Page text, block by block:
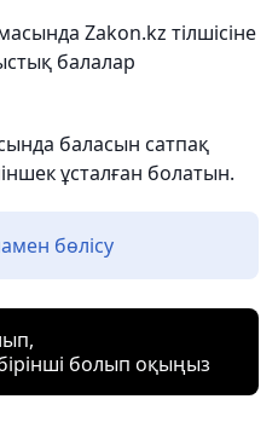
Zakon.kz тілшісіне
балалар
баласын сатпақ
ұсталған болатын.
бөлісу
болып оқыңыз